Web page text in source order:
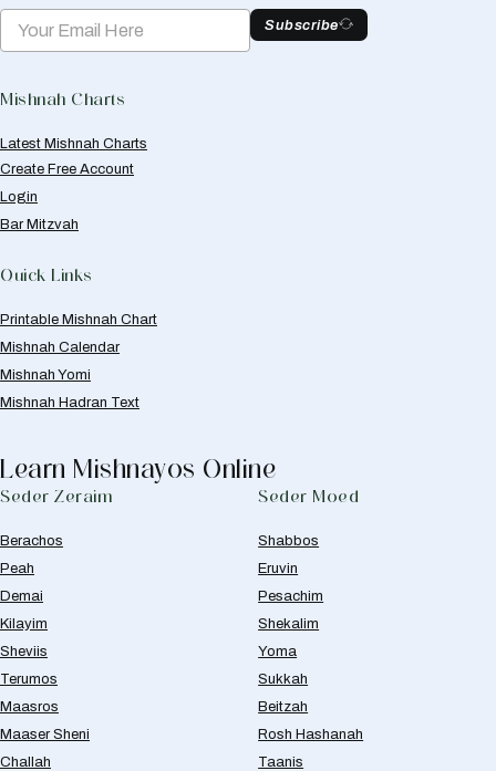
Subscribe
Mishnah Charts
Latest Mishnah Charts
Create Free Account
Login
Bar Mitzvah
Quick Links
Printable Mishnah Chart
Mishnah Calendar
Mishnah Yomi
Mishnah Hadran Text
Learn Mishnayos Online
Seder Zeraim
Berachos
Peah
Demai
Kilayim
Sheviis
Terumos
Maasros
Maaser Sheni
Challah
Seder Moed
Shabbos
Eruvin
Pesachim
Shekalim
Yoma
Sukkah
Beitzah
Rosh Hashanah
Taanis